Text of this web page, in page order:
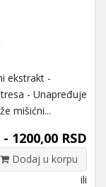
ekstrakt -
- Unapređuje
mišićni...
1200,00 RSD
Dodaj u korpu
ili